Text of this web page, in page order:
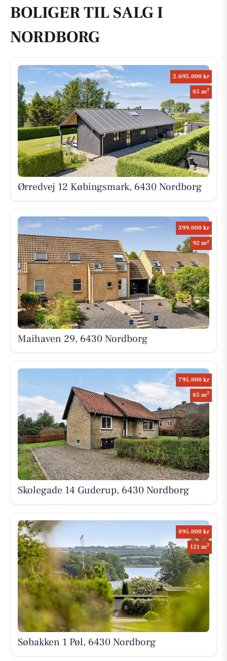
BOLIGER TIL SALG I
NORDBORG
2.695.000 kr
85 m2
Ørredvej 12 Købingsmark, 6430 Nordborg
399.000 kr
92 m2
Maihaven 29, 6430 Nordborg
795.000 kr
85 m2
Skolegade 14 Guderup, 6430 Nordborg
895.000 kr
121 m2
Søbakken 1 Pøl, 6430 Nordborg